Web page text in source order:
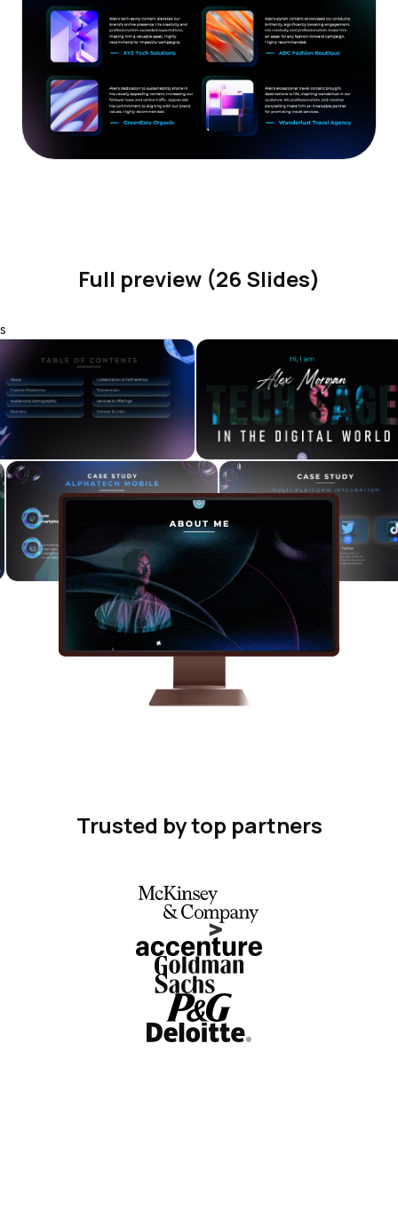
Full preview (26 Slides)
s
Trusted by top partners